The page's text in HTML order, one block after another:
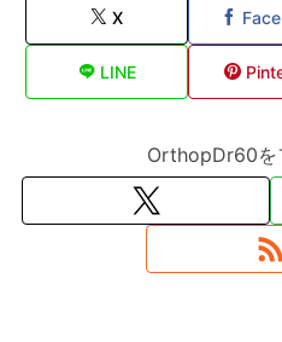
X
LINE
OrthopDr60を